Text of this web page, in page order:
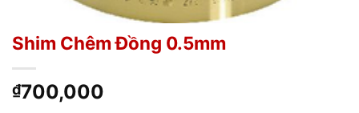
Shim Chêm Đồng 0.5mm
₫700,000